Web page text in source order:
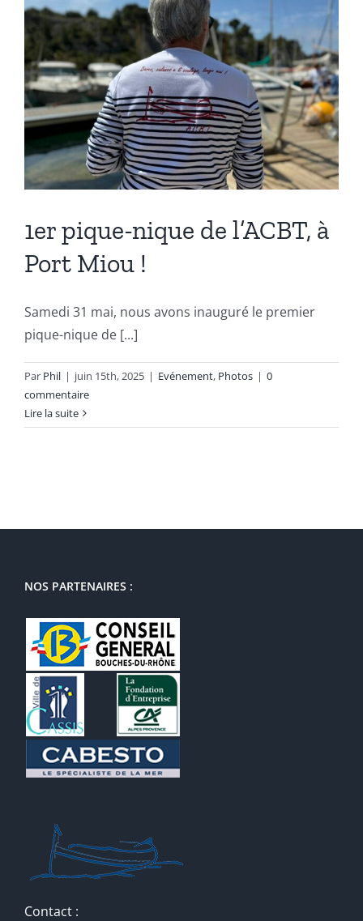
1er pique-nique de l’ACBT, à
Port Miou !
Samedi 31 mai, nous avons inauguré le premier
pique-nique de [...]
Par Phil | juin 15th, 2025 | Evénement, Photos | 0
commentaire
Lire la suite
NOS PARTENAIRES :
Contact :